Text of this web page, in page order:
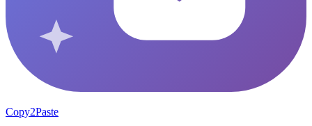
Copy2Paste